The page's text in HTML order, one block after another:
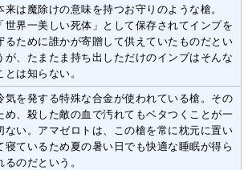
来は魔除けの意味を持つお守りのような槍。
「世界一美しい死体」として保存されてインプを
るために誰かが寄贈して供えていたものだとい
が、たまたま持ち出しただけのインプはそんな
とは知らない。
気を発する特殊な合金が使われている槍。その
め、殺した敵の血で汚れてもベタつくことが一
ない。アマゼロトは、この槍を常に枕元に置い
寝ているため夏の暑い日でも快適な睡眠が得ら
るのだという。